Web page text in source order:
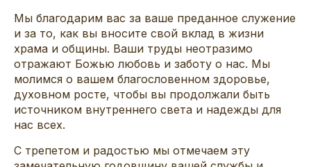
Мы благодарим вас за ваше преданное служение
и за то, как вы вносите свой вклад в жизни
храма и общины. Ваши труды неотразимо
отражают Божью любовь и заботу о нас. Мы
молимся о вашем благословенном здоровье,
духовном росте, чтобы вы продолжали быть
источником внутреннего света и надежды для
нас всех.
С трепетом и радостью мы отмечаем эту